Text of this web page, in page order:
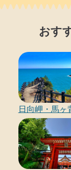
おす
日向岬・馬ヶ